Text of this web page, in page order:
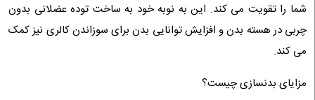
شما را تقویت می کند. این به نوبه خود به ساخت توده عضلانی بدون
چربی در هسته بدن و افزایش توانایی بدن برای سوزاندن کالری نیز کمک
می کند.
مزایای بدنسازی چیست؟